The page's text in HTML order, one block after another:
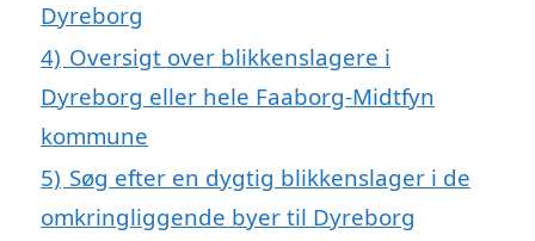
Dyreborg
4) Oversigt over blikkenslagere i
Dyreborg eller hele Faaborg-Midtfyn
kommune
5) Søg efter en dygtig blikkenslager i de
omkringliggende byer til Dyreborg